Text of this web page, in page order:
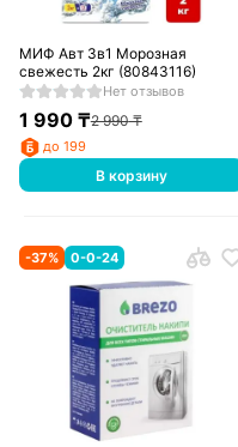
МИФ Авт 3в1 Морозная
свежесть 2кг (80843116)
Нет отзывов
1 990₸2 990₸
до 199
В корзину
-37% 0-0-24